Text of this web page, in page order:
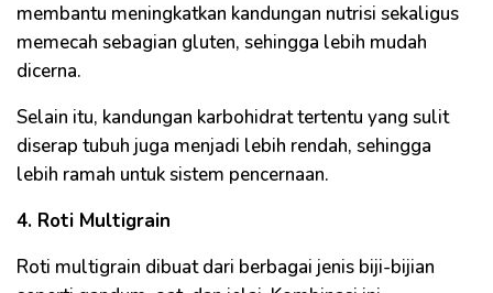
membantu meningkatkan kandungan nutrisi sekaligus
memecah sebagian gluten, sehingga lebih mudah
dicerna.
Selain itu, kandungan karbohidrat tertentu yang sulit
diserap tubuh juga menjadi lebih rendah, sehingga
lebih ramah untuk sistem pencernaan.
4. Roti Multigrain
Roti multigrain dibuat dari berbagai jenis biji-bijian